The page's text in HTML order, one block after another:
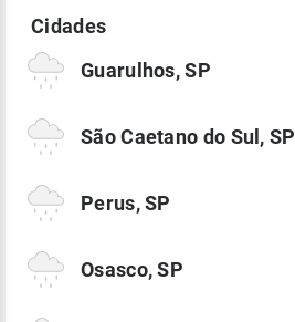
Guarulhos, SP
São Caetano do Sul, SP
Perus, SP
Osasco, SP